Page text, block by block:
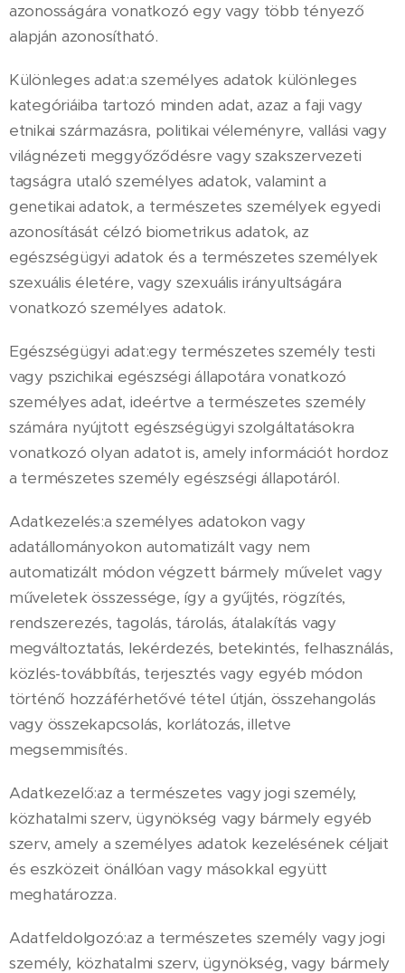
azonosságára vonatkozó egy vagy több tényező
alapján azonosítható.
Különleges adat:a személyes adatok különleges
kategóriáiba tartozó minden adat, azaz a faji vagy
etnikai származásra, politikai véleményre, vallási vagy
világnézeti meggyőződésre vagy szakszervezeti
tagságra utaló személyes adatok, valamint a
genetikai adatok, a természetes személyek egyedi
azonosítását célzó biometrikus adatok, az
egészségügyi adatok és a természetes személyek
szexuális életére, vagy szexuális irányultságára
vonatkozó személyes adatok.
Egészségügyi adat:egy természetes személy testi
vagy pszichikai egészségi állapotára vonatkozó
személyes adat, ideértve a természetes személy
számára nyújtott egészségügyi szolgáltatásokra
vonatkozó olyan adatot is, amely információt hordoz
a természetes személy egészségi állapotáról.
Adatkezelés:a személyes adatokon vagy
adatállományokon automatizált vagy nem
automatizált módon végzett bármely művelet vagy
műveletek összessége, így a gyűjtés, rögzítés,
rendszerezés, tagolás, tárolás, átalakítás vagy
megváltoztatás, lekérdezés, betekintés, felhasználás,
közlés-továbbítás, terjesztés vagy egyéb módon
történő hozzáférhetővé tétel útján, összehangolás
vagy összekapcsolás, korlátozás, illetve
megsemmisítés.
Adatkezelő:az a természetes vagy jogi személy,
közhatalmi szerv, ügynökség vagy bármely egyéb
szerv, amely a személyes adatok kezelésének céljait
és eszközeit önállóan vagy másokkal együtt
meghatározza.
Adatfeldolgozó:az a természetes személy vagy jogi
személy, közhatalmi szerv, ügynökség, vagy bármely